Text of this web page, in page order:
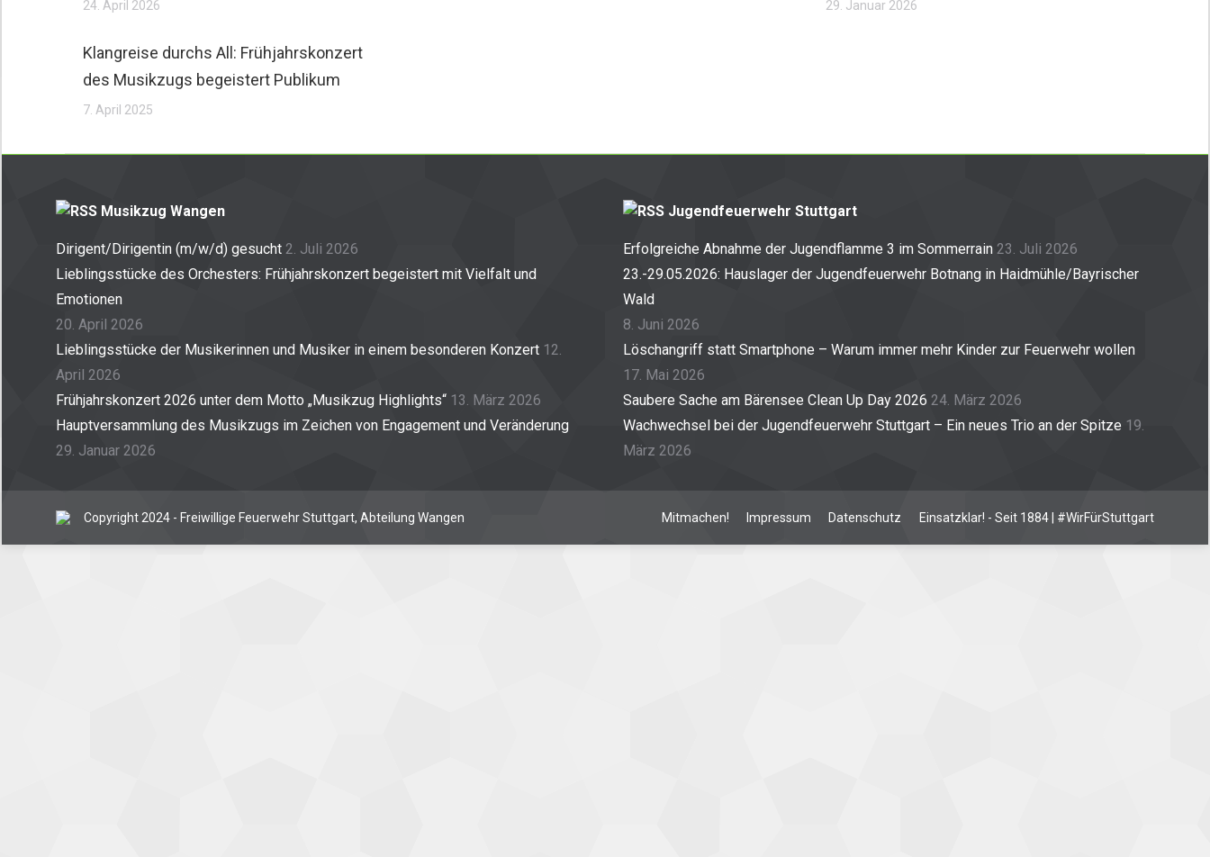
24. April 2026 29. Januar 2026
Klangreise durchs All: Frühjahrskonzert
des Musikzugs begeistert Publikum
7. April 2025
Musikzug Wangen
Dirigent/Dirigentin (m/w/d) gesucht 2. Juli 2026
Lieblingsstücke des Orchesters: Frühjahrskonzert begeistert mit Vielfalt und
Emotionen
20. April 2026
Lieblingsstücke der Musikerinnen und Musiker in einem besonderen Konzert 12.
April 2026
Frühjahrskonzert 2026 unter dem Motto „Musikzug Highlights“ 13. März 2026
Hauptversammlung des Musikzugs im Zeichen von Engagement und Veränderung
29. Januar 2026
Jugendfeuerwehr Stuttgart
Erfolgreiche Abnahme der Jugendflamme 3 im Sommerrain 23. Juli 2026
23.-29.05.2026: Hauslager der Jugendfeuerwehr Botnang in Haidmühle/Bayrischer
Wald
8. Juni 2026
Löschangriff statt Smartphone – Warum immer mehr Kinder zur Feuerwehr wollen
17. Mai 2026
Saubere Sache am Bärensee Clean Up Day 2026 24. März 2026
Wachwechsel bei der Jugendfeuerwehr Stuttgart – Ein neues Trio an der Spitze 19.
März 2026
Copyright 2024 - Freiwillige Feuerwehr Stuttgart, Abteilung Wangen Mitmachen! Impressum Datenschutz Einsatzklar! - Seit 1884 | #WirFürStuttgart